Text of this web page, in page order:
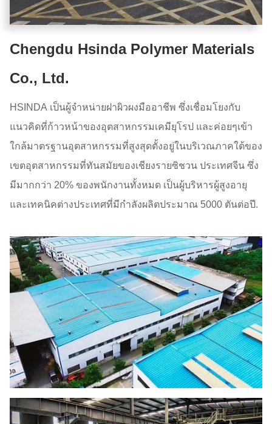
Chengdu Hsinda Polymer Materials
Co., Ltd.
HSINDA เป็นผู้จําหน่ายฝาผิวผงมืออาชีพ ซึ่งเชื่อมโยงกับ
แนวคิดที่ก้าวหน้าของอุตสาหกรรมเคมียุโรป และค่อยๆเข้า
ใกล้มาตรฐานอุตสาหกรรมที่สูงสุดตั้งอยู่ในบริเวณภาคใต้ของ
เขตอุตสาหกรรมที่ทันสมัยของเชียงรายซิชวน ประเทศจีน ซึ่ง
มีมากกว่า 20% ของพนักงานทั้งหมด เป็นผู้บริหารผู้สูงอายุ
และเทคนิคต่างประเทศที่มีกําลังผลิตประมาณ 5000 ตันต่อปี.